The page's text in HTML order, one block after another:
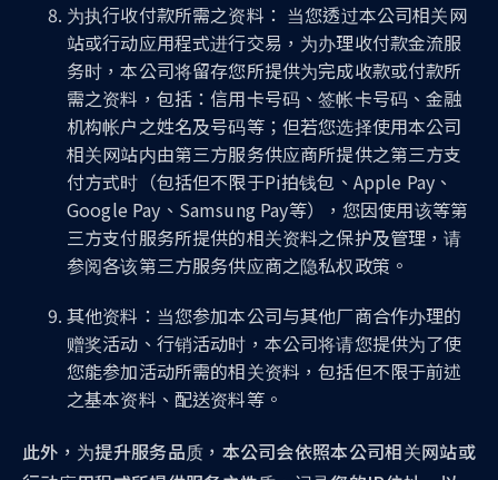
为执行收付款所需之资料： 当您透过本公司相关网
站或行动应用程式进行交易，为办理收付款金流服
务时，本公司将留存您所提供为完成收款或付款所
需之资料，包括：信用卡号码、签帐卡号码、金融
机构帐户之姓名及号码等；但若您选择使用本公司
相关网站内由第三方服务供应商所提供之第三方支
付方式时（包括但不限于Pi拍钱包、Apple Pay、
Google Pay、Samsung Pay等），您因使用该等第
三方支付服务所提供的相关资料之保护及管理，请
参阅各该第三方服务供应商之隐私权政策。
其他资料：当您参加本公司与其他厂商合作办理的
赠奖活动、行销活动时，本公司将请您提供为了使
您能参加活动所需的相关资料，包括但不限于前述
之基本资料、配送资料等。
此外，为提升服务品质，本公司会依照本公司相关网站或